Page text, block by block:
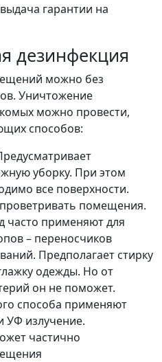
гарантии на
дезинфекция
можно без
Уничтожение
можно провести,
способов:
уборку. При этом
все поверхности.
помещения.
часто применяют для
– переносчиков
Предполагает стирку
одежды. Но от
он не поможет.
способа применяют
УФ излучение.
частично